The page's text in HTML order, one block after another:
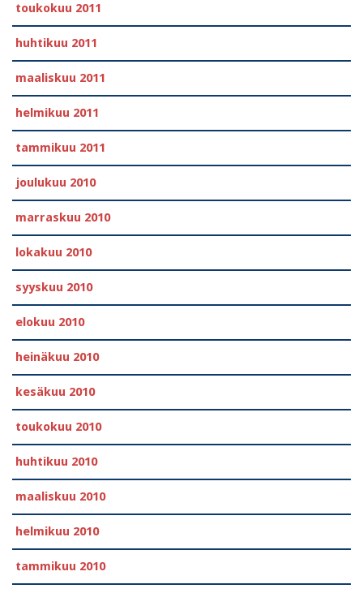
toukokuu 2011
huhtikuu 2011
maaliskuu 2011
helmikuu 2011
tammikuu 2011
joulukuu 2010
marraskuu 2010
lokakuu 2010
syyskuu 2010
elokuu 2010
heinäkuu 2010
kesäkuu 2010
toukokuu 2010
huhtikuu 2010
maaliskuu 2010
helmikuu 2010
tammikuu 2010